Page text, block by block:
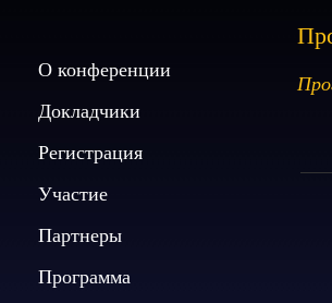
О конференции
Докладчики
Регистрация
Участие
Партнеры
Программа